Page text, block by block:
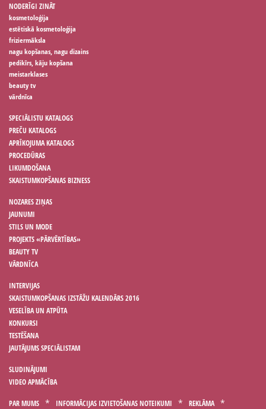
NODERĪGI ZINĀT
kosmetoloģija
estētiskā kosmetoloģija
friziermāksla
nagu kopšanas, nagu dizains
pedikīrs, kāju kopšana
meistarklases
beauty tv
vārdnīca
SPECIĀLISTU KATALOGS
PREČU KATALOGS
APRĪKOJUMA KATALOGS
PROCEDŪRAS
LIKUMDOŠANA
SKAISTUMKOPŠANAS BIZNESS
NOZARES ZIŅAS
JAUNUMI
STILS UN MODE
PROJEKTS «PĀRVĒRTĪBAS»
BEAUTY TV
VĀRDNĪCA
INTERVIJAS
SKAISTUMKOPŠANAS IZSTĀŽU KALENDĀRS 2016
VESELĪBA UN ATPŪTA
KONKURSI
TESTĒŠANA
JAUTĀJUMS SPECIĀLISTAM
SLUDINĀJUMI
VIDEO APMĀCĪBA
PAR MUMS INFORMĀCIJAS IZVIETOŠANAS NOTEIKUMI REKLĀMA